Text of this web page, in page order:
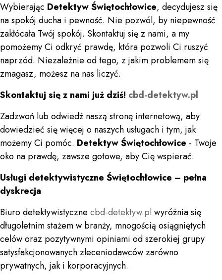
Wybierając Detektyw Świętochłowice, decydujesz się
na spokój ducha i pewność. Nie pozwól, by niepewność
zakłócała Twój spokój. Skontaktuj się z nami, a my
pomożemy Ci odkryć prawdę, która pozwoli Ci ruszyć
naprzód. Niezależnie od tego, z jakim problemem się
zmagasz, możesz na nas liczyć.
Skontaktuj się z nami już dziś! cbd-detektyw.pl
Zadzwoń lub odwiedź naszą stronę internetową, aby
dowiedzieć się więcej o naszych usługach i tym, jak
możemy Ci pomóc. Detektyw Świętochłowice - Twoje
oko na prawdę, zawsze gotowe, aby Cię wspierać.
Usługi detektywistyczne Świętochłowice – pełna
dyskrecja
Biuro detektywistyczne cbd-detektyw.pl wyróżnia się
długoletnim stażem w branży, mnogością osiągniętych
celów oraz pozytywnymi opiniami od szerokiej grupy
satysfakcjonowanych zleceniodawców zarówno
prywatnych, jak i korporacyjnych.